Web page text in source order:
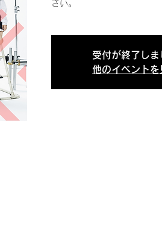
さい。
受付が終了しま
他のイベントを